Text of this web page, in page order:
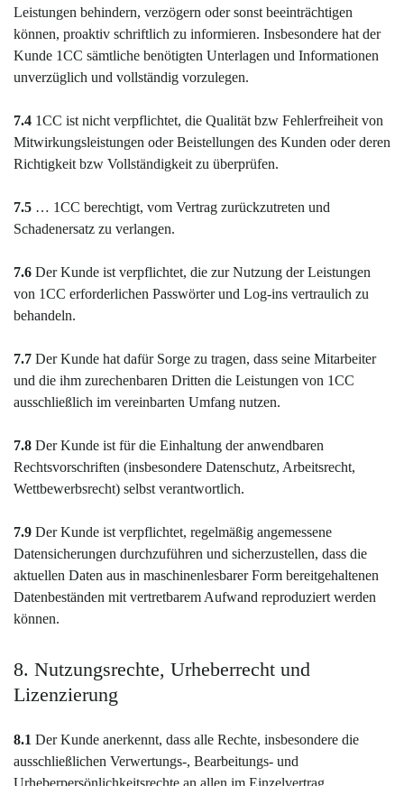
Leistungen behindern, verzögern oder sonst beeinträchtigen
können, proaktiv schriftlich zu informieren. Insbesondere hat der
Kunde 1CC sämtliche benötigten Unterlagen und Informationen
unverzüglich und vollständig vorzulegen.
7.4 1CC ist nicht verpflichtet, die Qualität bzw Fehlerfreiheit von
Mitwirkungsleistungen oder Beistellungen des Kunden oder deren
Richtigkeit bzw Vollständigkeit zu überprüfen.
7.5 … 1CC berechtigt, vom Vertrag zurückzutreten und
Schadenersatz zu verlangen.
7.6 Der Kunde ist verpflichtet, die zur Nutzung der Leistungen
von 1CC erforderlichen Passwörter und Log-ins vertraulich zu
behandeln.
7.7 Der Kunde hat dafür Sorge zu tragen, dass seine Mitarbeiter
und die ihm zurechenbaren Dritten die Leistungen von 1CC
ausschließlich im vereinbarten Umfang nutzen.
7.8 Der Kunde ist für die Einhaltung der anwendbaren
Rechtsvorschriften (insbesondere Datenschutz, Arbeitsrecht,
Wettbewerbsrecht) selbst verantwortlich.
7.9 Der Kunde ist verpflichtet, regelmäßig angemessene
Datensicherungen durchzuführen und sicherzustellen, dass die
aktuellen Daten aus in maschinenlesbarer Form bereitgehaltenen
Datenbeständen mit vertretbarem Aufwand reproduziert werden
können.
8. Nutzungsrechte, Urheberrecht und
Lizenzierung
8.1 Der Kunde anerkennt, dass alle Rechte, insbesondere die
ausschließlichen Verwertungs-, Bearbeitungs- und